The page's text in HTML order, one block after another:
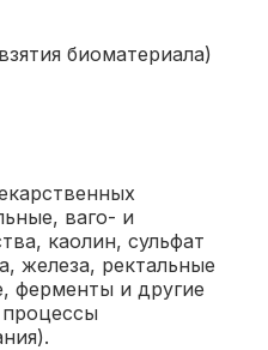
биоматериала)
ваго- и
каолин, сульфат
железа, ректальные
ферменты и другие